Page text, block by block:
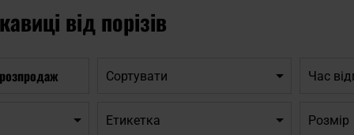
від порізів
Сортувати Час
Етикетка Розмір